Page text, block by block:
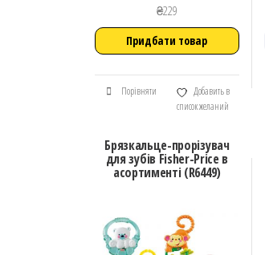
₴229
Придбати товар
Порівняти
Добавить в
список желаний
Брязкальце-прорізувач
для зубів Fisher-Price в
асортименті (R6449)